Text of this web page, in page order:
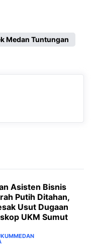
Medan Tuntungan
Asisten Bisnis
Putih Ditahan,
Usut Dugaan
UKM Sumut
MEDAN